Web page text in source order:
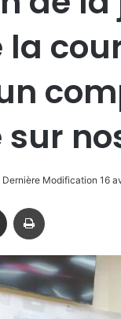
Dernière Modification 16
Partager par email